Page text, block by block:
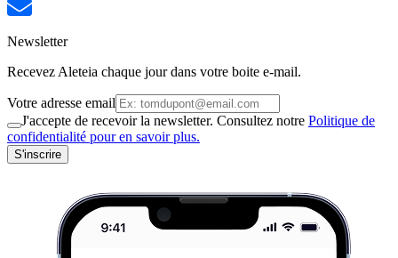
Newsletter
Recevez Aleteia chaque jour dans votre boite e-mail.
Votre adresse email
J'accepte de recevoir la newsletter. Consultez notre Politique de
confidentialité pour en savoir plus.
S'inscrire